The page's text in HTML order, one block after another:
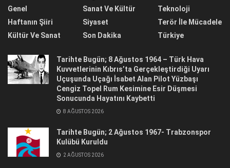
Genel
Haftanın Şiiri
Kültür Ve Sanat
Sanat Ve Kültür
Siyaset
Son Dakika
Teknoloji
Terör İle Mücadele
Türkiye
Tarihte Bugün; 8 Ağustos 1964 – Türk Hava
Kuvvetlerinin Kıbrıs’ta Gerçekleştirdiği Uyarı
Uçuşunda Uçağı İsabet Alan Pilot Yüzbaşı
Cengiz Topel Rum Kesimine Esir Düşmesi
Sonucunda Hayatını Kaybetti
8 AĞUSTOS 2026
Tarihte Bugün; 2 Ağustos 1967- Trabzonspor
Kulübü Kuruldu
2 AĞUSTOS 2026